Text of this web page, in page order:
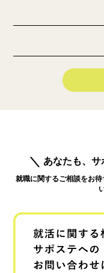
あなたも、
就職に関するご相談をお